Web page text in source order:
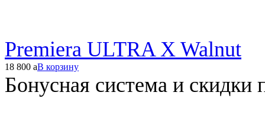
Premiera ULTRA X Walnut
18 800 aВ корзину
Бонусная система и скидки